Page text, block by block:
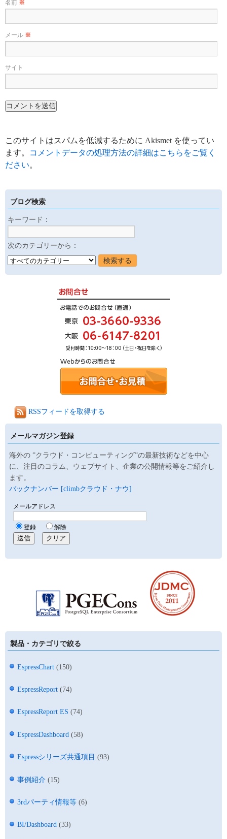
名前 ※
メール ※
サイト
このサイトはスパムを低減するために Akismet を使ってい
ます。
コメントデータの処理方法の詳細はこちらをご覧く
ださい。
ブログ検索
キーワード：
次のカテゴリーから：
RSSフィードを取得する
メールマガジン登録
海外の ”クラウド・コンピューティング”の最新技術などを中心
に、注目のコラム、ウェブサイト、企業の公開情報等をご紹介し
ます。
バックナンバー [climbクラウド・ナウ]
製品・カテゴリで絞る
EspressChart (150)
EspressReport (74)
EspressReport ES (74)
EspressDashboard (58)
Espressシリーズ共通項目 (93)
事例紹介 (15)
3rdパーティ情報等 (6)
BI/Dashboard (33)